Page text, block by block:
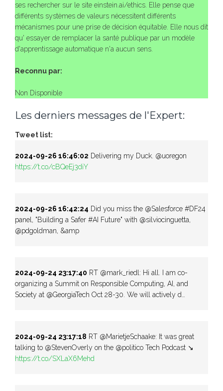
ses rechercher sur le site einstein.ai/ethics. Elle pense que
différents systèmes de valeurs nécessitent différents
mécanismes pour une prise de décision équitable. Elle nous dit
qu' essayer de remplacer la santé publique par un modèle
d'apprentissage automatique n'a aucun sens.
Reconnu par:
Non Disponible
Les derniers messages de l'Expert:
Tweet list:
2024-09-26 16:46:02 Delivering my Duck. @uoregon
https://t.co/cBQeEj3diY
2024-09-26 16:42:24 Did you miss the @Salesforce #DF24
panel, "Building a Safer #AI Future" with @silviocinguetta,
@pdgoldman, &amp
2024-09-24 23:17:40 RT @mark_riedl: Hi all. I am co-
organizing a Summit on Responsible Computing, AI, and
Society at @GeorgiaTech Oct 28-30. We will actively d…
2024-09-24 23:17:18 RT @MarietjeSchaake: It was great
talking to ⁦@StevenOverly⁩ on the ⁦@politico⁩ Tech Podcast ↘
https://t.co/SXLaX6Mehd